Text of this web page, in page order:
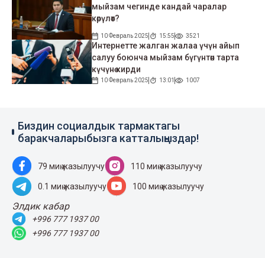
мыйзам чегинде кандай чаралар
көрүлөт?
10 Февраль 2025 15:55 3521
Интернетте жалган жалаа үчүн айып
салуу боюнча мыйзам бүгүнтөн тарта
күчүнө кирди
10 Февраль 2025 13:01 1007
Биздин социалдык тармактагы
баракчаларыбызга катталыңыздар!
79 миң жазылуучу 110 миң жазылуучу
0.1 миң жазылуучу 100 миң жазылуучу
Элдик кабар
+996 777 1937 00
+996 777 1937 00